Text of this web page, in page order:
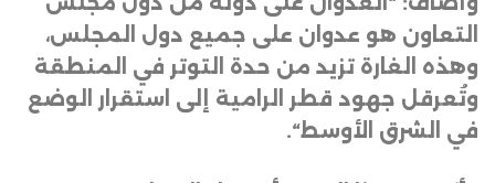
التعاون هو عدوان على جميع دول المجلس،
وهذه الغارة تزيد من حدة التوتر في المنطقة
وتُعرقل جهود قطر الرامية إلى استقرار الوضع
في الشرق الأوسط“.